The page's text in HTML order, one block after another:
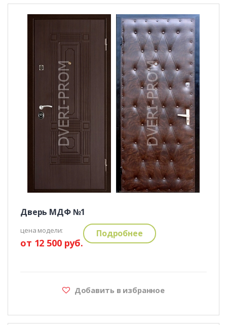
Дверь МДФ №1
цена модели:
от 12 500 руб.
Подробнее
Добавить в избранное